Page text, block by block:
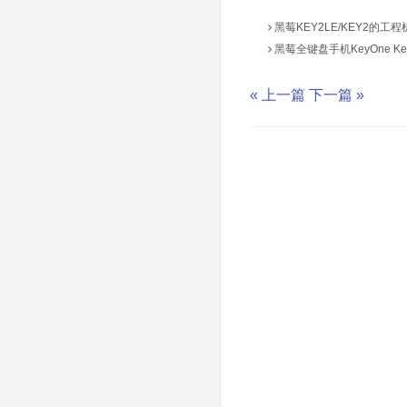
黑莓KEY2LE/KEY2的工程
黑莓全键盘手机KeyOne
« 上一篇 下一篇 »